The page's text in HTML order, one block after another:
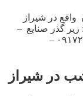
واقع در شیراز
تا ۱۲ شب آدرس: زیر گذر صنایع –
ابتدای کمربندی اکبر آباد شماره تماس:۰۹۱۷۲۲۹۶۰۸۰ –
در شیراز